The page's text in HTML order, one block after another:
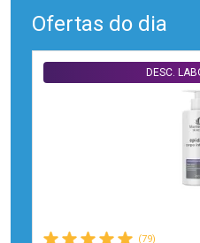
Ofertas do dia
(79)
DESC.